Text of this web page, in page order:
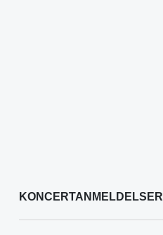
KONCERTANMELDELSER